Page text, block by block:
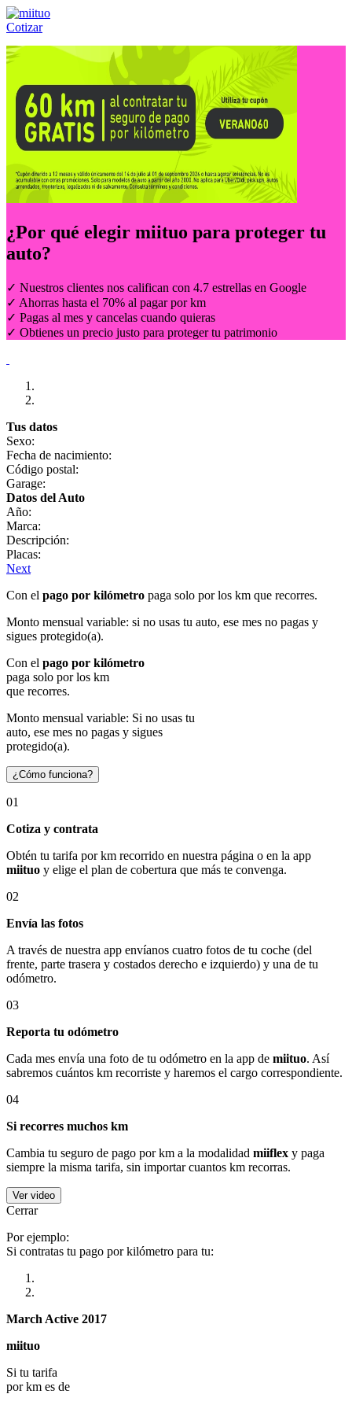
Cotizar
Llámanos al:(55) 84-21-05-00 ó
¿Por qué elegir miituo para proteger tu
auto?
✓ Nuestros clientes nos califican con 4.7 estrellas en Google
✓ Ahorras hasta el 70% al pagar por km
✓ Pagas al mes y cancelas cuando quieras
✓ Obtienes un precio justo para proteger tu patrimonio
Tus datos
Sexo:
Fecha de nacimiento:
Código postal:
Garage:
Datos del Auto
Año:
Marca:
Descripción:
Placas:
Next
Con el pago por kilómetro paga solo por los km que recorres.
Monto mensual variable: si no usas tu auto, ese mes no pagas y
sigues protegido(a).
Con el pago por kilómetro
paga solo por los km
que recorres.
Monto mensual variable: Si no usas tu
auto, ese mes no pagas y sigues
protegido(a).
¿Cómo funciona?
01
Cotiza y contrata
Obtén tu tarifa por km recorrido en nuestra página o en la app
miituo y elige el plan de cobertura que más te convenga.
02
Envía las fotos
A través de nuestra app envíanos cuatro fotos de tu coche (del
frente, parte trasera y costados derecho e izquierdo) y una de tu
odómetro.
03
Reporta tu odómetro
Cada mes envía una foto de tu odómetro en la app de miituo. Así
sabremos cuántos km recorriste y haremos el cargo correspondiente.
04
Si recorres muchos km
Cambia tu seguro de pago por km a la modalidad miiflex y paga
siempre la misma tarifa, sin importar cuantos km recorras.
Ver video
Cerrar
Por ejemplo:
Si contratas tu pago por kilómetro para tu:
March Active 2017
miituo
Si tu tarifa
por km es de